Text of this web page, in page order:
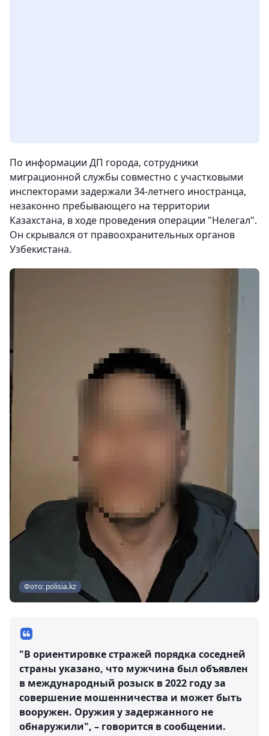
По информации ДП города, сотрудники
миграционной службы совместно с участковыми
инспекторами задержали 34-летнего иностранца,
незаконно пребывающего на территории
Казахстана, в ходе проведения операции "Нелегал".
Он скрывался от правоохранительных органов
Узбекистана.
Фото: polisia.kz
"В ориентировке стражей порядка соседней
страны указано, что мужчина был объявлен
в международный розыск в 2022 году за
совершение мошенничества и может быть
вооружен. Оружия у задержанного не
обнаружили", – говорится в сообщении.